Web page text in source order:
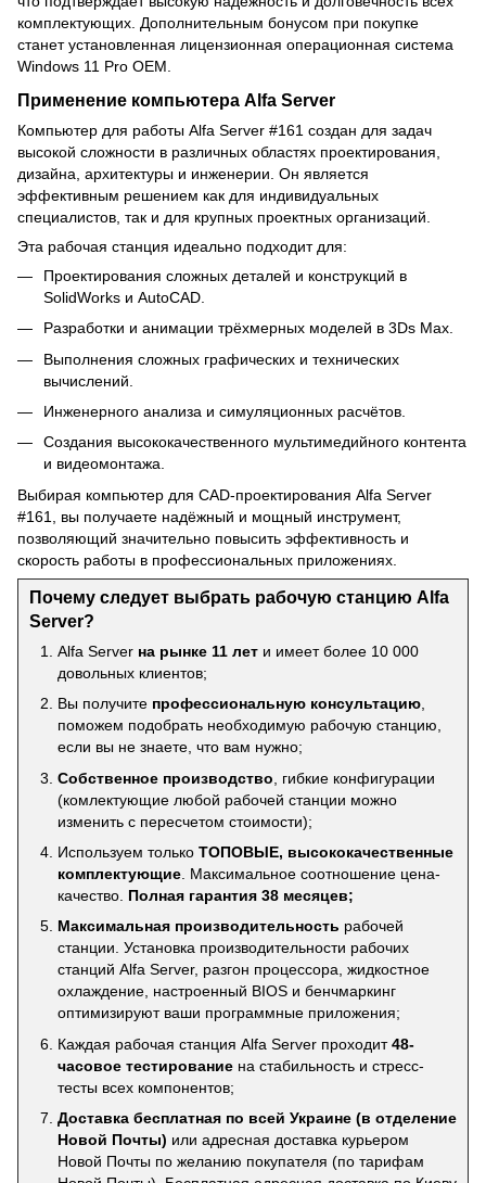
комплектующих. Дополнительным бонусом при покупке
станет установленная лицензионная операционная система
Windows 11 Pro OEM.
Применение компьютера Alfa Server
Компьютер для работы Alfa Server #161 создан для задач
высокой сложности в различных областях проектирования,
дизайна, архитектуры и инженерии. Он является
эффективным решением как для индивидуальных
специалистов, так и для крупных проектных организаций.
Эта рабочая станция идеально подходит для:
Проектирования сложных деталей и конструкций в
SolidWorks и AutoCAD.
Разработки и анимации трёхмерных моделей в 3Ds Max.
Выполнения сложных графических и технических
вычислений.
Инженерного анализа и симуляционных расчётов.
Создания высококачественного мультимедийного контента
и видеомонтажа.
Выбирая компьютер для CAD-проектирования Alfa Server
#161, вы получаете надёжный и мощный инструмент,
позволяющий значительно повысить эффективность и
скорость работы в профессиональных приложениях.
Почему следует выбрать рабочую станцию Alfa
Server?
Alfa Server на рынке 11 лет и имеет более 10 000
довольных клиентов;
Вы получите профессиональную консультацию,
поможем подобрать необходимую рабочую станцию,
если вы не знаете, что вам нужно;
Собственное производство , гибкие конфигурации
(комлектующие любой рабочей станции можно
изменить с пересчетом стоимости);
Используем только ТОПОВЫЕ, высококачественные
комплектующие . Максимальное соотношение цена-
качество. Полная гарантия 38 месяцев;
Максимальная производительность рабочей
станции. Установка производительности рабочих
станций Alfa Server, разгон процессора, жидкостное
охлаждение, настроенный BIOS и бенчмаркинг
оптимизируют ваши программные приложения;
Каждая рабочая станция Alfa Server проходит48-
часовое тестирование на стабильность и стресс-
тесты всех компонентов;
Доставка бесплатная по всей Украине (в отделение
Новой Почты) или адресная доставка курьером
Новой Почты по желанию покупателя (по тарифам